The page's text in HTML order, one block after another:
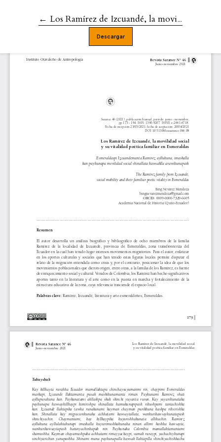
← Volver a los detalles del artículo
Los Ramírez de Izcuandé, la movilidad social y su vitalidad poética familiar en Esmeraldas
Descargar